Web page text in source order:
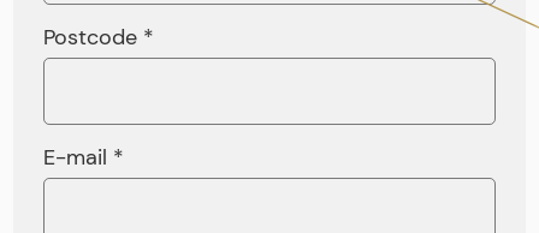
Postcode *
E-mail *